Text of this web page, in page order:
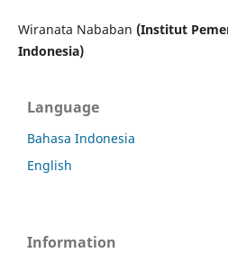
Wiranata Nababan (Institut
Indonesia)
Language
Bahasa Indonesia
English
Information